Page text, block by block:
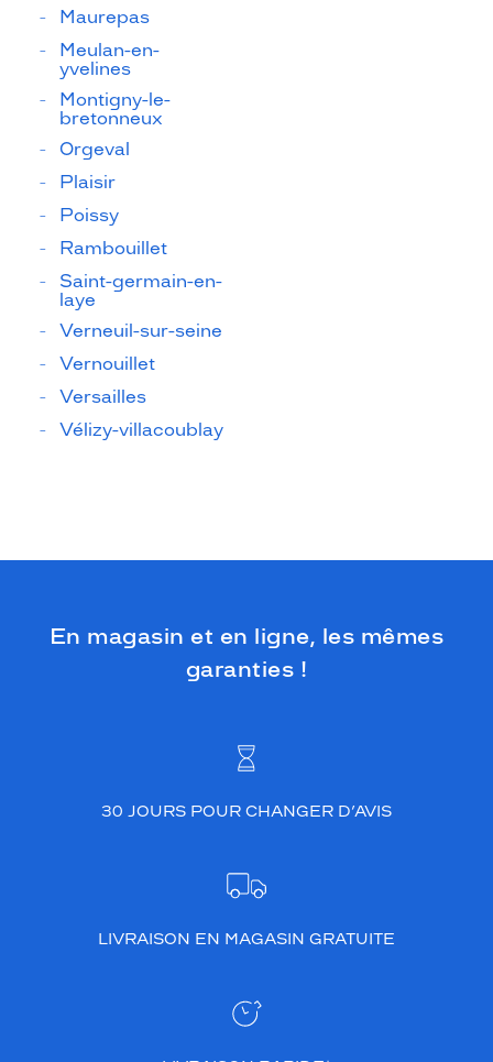
Maurepas
Meulan-en-
yvelines
Montigny-le-
bretonneux
Orgeval
Plaisir
Poissy
Rambouillet
Saint-germain-en-
laye
Verneuil-sur-seine
Vernouillet
Versailles
Vélizy-villacoublay
En magasin et en ligne, les mêmes
garanties !
30 JOURS POUR CHANGER D’AVIS
LIVRAISON EN MAGASIN GRATUITE